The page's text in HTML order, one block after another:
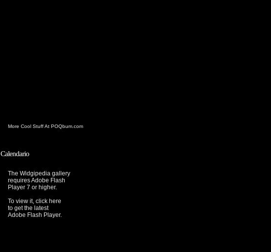
More Cool Stuff At POQbum .com
Calendario
The Widgipedia gallery
requires Adobe Flash
Player 7 or higher.
To view it, click here
to get the latest
Adobe Flash Player.